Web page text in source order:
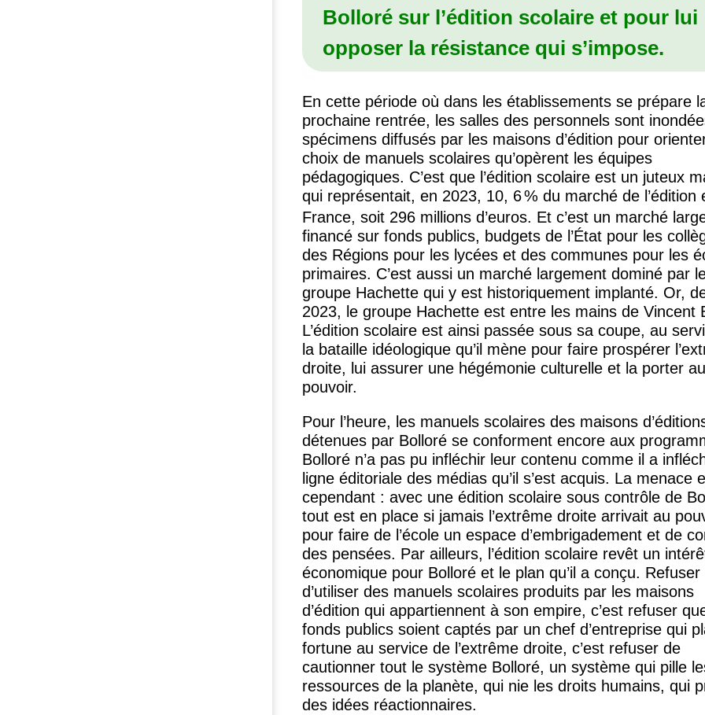
Bolloré sur l’édition scolaire et pour lui
opposer la résistance qui s’impose.
En cette période où dans les établissements se prépare
prochaine rentrée, les salles des personnels sont
spécimens diffusés par les maisons d’édition pour
choix de manuels scolaires qu’opèrent les équipes
pédagogiques. C’est que l’édition scolaire est un juteux
qui représentait, en 2023, 10, 6% du marché de l’édition
France, soit 296 millions d’euros. Et c’est un marché
financé sur fonds publics, budgets de l’État pour les
des Régions pour les lycées et des communes pour les
primaires. C’est aussi un marché largement dominé par
groupe Hachette qui y est historiquement implanté. Or,
2023, le groupe Hachette est entre les mains de Vincent
L’édition scolaire est ainsi passée sous sa coupe, au
la bataille idéologique qu’il mène pour faire prospérer
droite, lui assurer une hégémonie culturelle et la porter au
pouvoir.
Pour l’heure, les manuels scolaires des maisons
détenues par Bolloré se conforment encore aux
Bolloré n’a pas pu infléchir leur contenu comme il a
ligne éditoriale des médias qu’il s’est acquis. La menace
cependant : avec une édition scolaire sous contrôle de
tout est en place si jamais l’extrême droite arrivait au
pour faire de l’école un espace d’embrigadement et de
des pensées. Par ailleurs, l’édition scolaire revêt un
économique pour Bolloré et le plan qu’il a conçu. Refuser
d’utiliser des manuels scolaires produits par les maisons
d’édition qui appartiennent à son empire, c’est refuser
fonds publics soient captés par un chef d’entreprise qui
fortune au service de l’extrême droite, c’est refuser de
cautionner tout le système Bolloré, un système qui pille
ressources de la planète, qui nie les droits humains, qui
des idées réactionnaires.